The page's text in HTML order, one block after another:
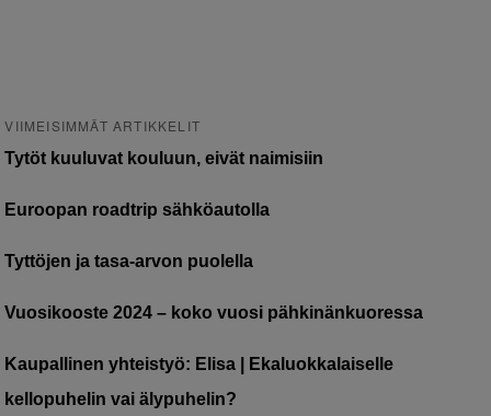
VIIMEISIMMÄT ARTIKKELIT
Tytöt kuuluvat kouluun, eivät naimisiin
Euroopan roadtrip sähköautolla
Tyttöjen ja tasa-arvon puolella
Vuosikooste 2024 – koko vuosi pähkinänkuoressa
Kaupallinen yhteistyö: Elisa | Ekaluokkalaiselle
kellopuhelin vai älypuhelin?